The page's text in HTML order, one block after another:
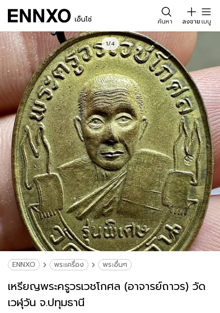
เอ็นโซ่ ค้นหา ลงขายเมนู
1/4
ENNXO พระเครื่อง พระอื่นๆ
เหรียญพระครูวรเวชโกศล (อาจารย์ถาวร) วัด
เวฬุวัน จ.ปทุมธานี